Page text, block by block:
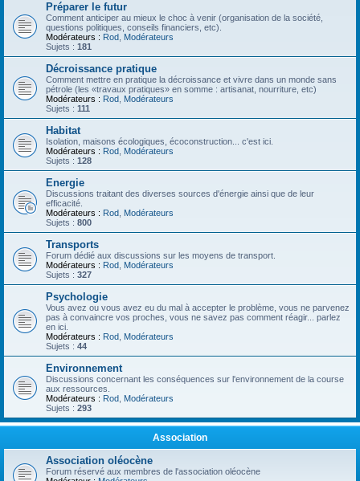
Préparer le futur
Comment anticiper au mieux le choc à venir (organisation de la société,
questions politiques, conseils financiers, etc).
Modérateurs : Rod Modérateurs
Sujets : 181
Décroissance pratique
Comment mettre en pratique la décroissance et vivre dans un monde sans
pétrole (les «travaux pratiques» en somme : artisanat, nourriture, etc)
Modérateurs : Rod Modérateurs
Sujets : 111
Habitat
Isolation, maisons écologiques, écoconstruction... c'est ici.
Modérateurs : Rod Modérateurs
Sujets : 128
Energie
Discussions traitant des diverses sources d'énergie ainsi que de leur
efficacité.
Modérateurs : Rod Modérateurs
Sujets : 800
Transports
Forum dédié aux discussions sur les moyens de transport.
Modérateurs : Rod Modérateurs
Sujets : 327
Psychologie
Vous avez ou vous avez eu du mal à accepter le problème, vous ne parvenez
pas à convaincre vos proches, vous ne savez pas comment réagir... parlez
en ici.
Modérateurs : Rod Modérateurs
Sujets : 44
Environnement
Discussions concernant les conséquences sur l'environnement de la course
aux ressources.
Modérateurs : Rod Modérateurs
Sujets : 293
Association
Association oléocène
Forum réservé aux membres de l'association oléocène